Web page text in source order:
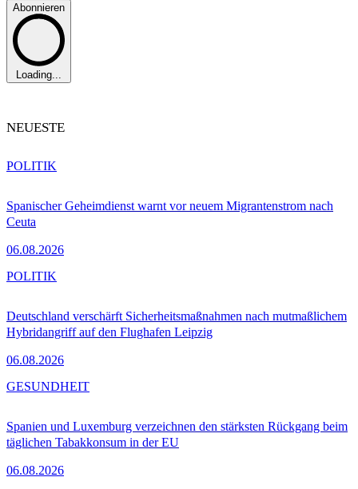
Abonnieren
Loading...
NEUESTE
Spanischer Geheimdienst warnt vor neuem Migrantenstrom nach
Ceuta
06.08.2026
POLITIK
Deutschland verschärft Sicherheitsmaßnahmen nach mutmaßlichem
Hybridangriff auf den Flughafen Leipzig
06.08.2026
POLITIK
Spanien und Luxemburg verzeichnen den stärksten Rückgang beim
täglichen Tabakkonsum in der EU
06.08.2026
GESUNDHEIT